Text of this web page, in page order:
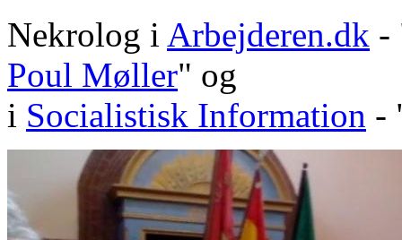
Nekrolog i Arbejderen.dk -
Poul Møller" og
i Socialistisk Information -